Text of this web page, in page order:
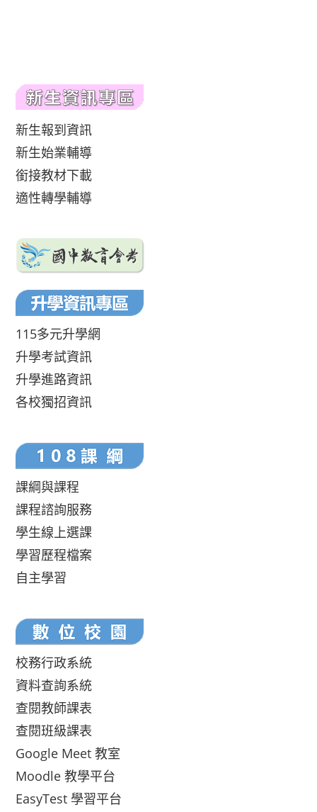
新生報到資訊
新生始業輔導
銜接教材下載
適性轉學輔導
115多元升學網
升學考試資訊
升學進路資訊
各校獨招資訊
課綱與課程
課程諮詢服務
學生線上選課
學習歷程檔案
自主學習
校務行政系統
資料查詢系統
查閱教師課表
查閱班級課表
Google Meet 教室
Moodle 教學平台
EasyTest 學習平台